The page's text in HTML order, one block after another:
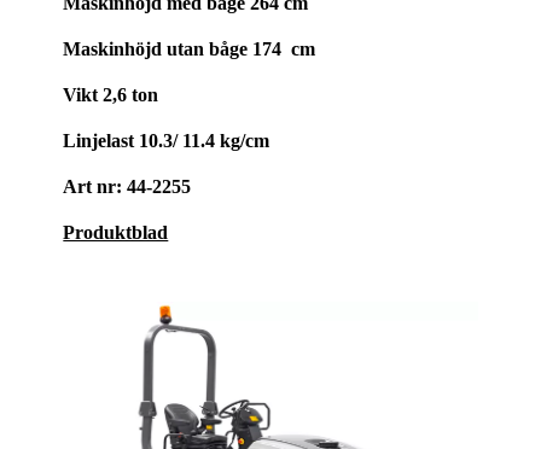
Maskinhöjd utan båge 174 cm
Vikt 2,6 ton
Linjelast 10.3/ 11.4 kg/cm
Art nr: 44-2255
Produktblad